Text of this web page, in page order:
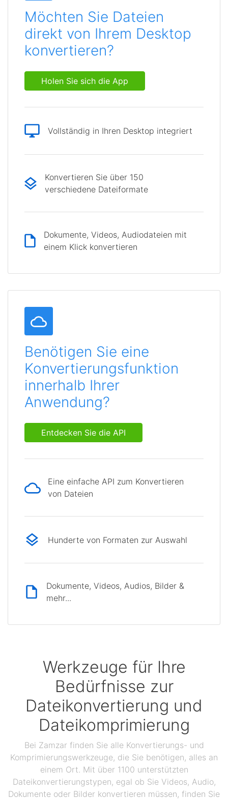
Möchten Sie Dateien
direkt von Ihrem Desktop
konvertieren?
Holen Sie sich die App
Vollständig in Ihren Desktop integriert
Konvertieren Sie über 150
verschiedene Dateiformate
Dokumente, Videos, Audiodateien mit
einem Klick konvertieren
Benötigen Sie eine
Konvertierungsfunktion
innerhalb Ihrer
Anwendung?
Entdecken Sie die API
Eine einfache API zum Konvertieren
von Dateien
Hunderte von Formaten zur Auswahl
Dokumente, Videos, Audios, Bilder &
mehr...
Werkzeuge für Ihre
Bedürfnisse zur
Dateikonvertierung und
Dateikomprimierung
Bei Zamzar finden Sie alle Konvertierungs- und
Komprimierungswerkzeuge, die Sie benötigen, alles an
einem Ort. Mit über 1100 unterstützten
Dateikonvertierungstypen, egal ob Sie Videos, Audio,
Dokumente oder Bilder konvertieren müssen, finden Sie